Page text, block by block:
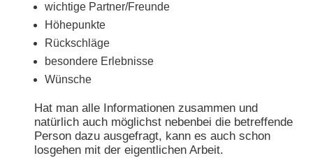
wichtige Partner/Freunde
Höhepunkte
Rückschläge
besondere Erlebnisse
Wünsche
Hat man alle Informationen zusammen und
natürlich auch möglichst nebenbei die betreffende
Person dazu ausgefragt, kann es auch schon
losgehen mit der eigentlichen Arbeit.